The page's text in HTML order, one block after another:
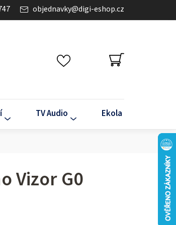
objednavky@digi-eshop.cz
NÁKUPNÍ
KOŠÍK
TV Audio Ekola
Vizor G0